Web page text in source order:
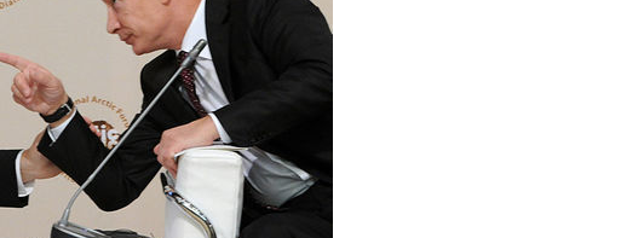
Ferrari набирает скорость перед
партнёрство ради безопасных